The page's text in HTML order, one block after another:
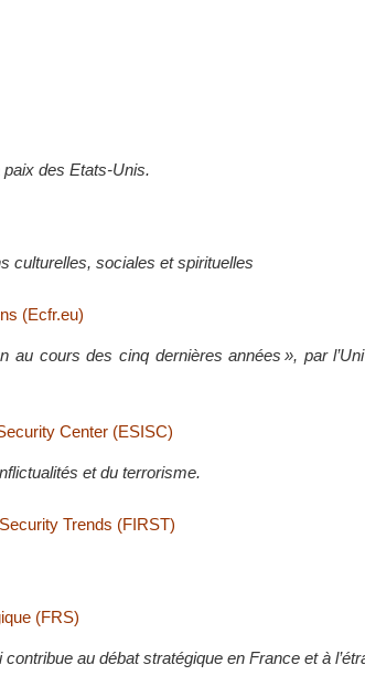
paix des Etats-Unis.
culturelles, sociales et spirituelles
(Ecfr.eu)
au cours des cinq dernières années », par
Center (ESISC)
et du terrorisme.
Trends (FIRST)
(FRS)
au débat stratégique en France et à